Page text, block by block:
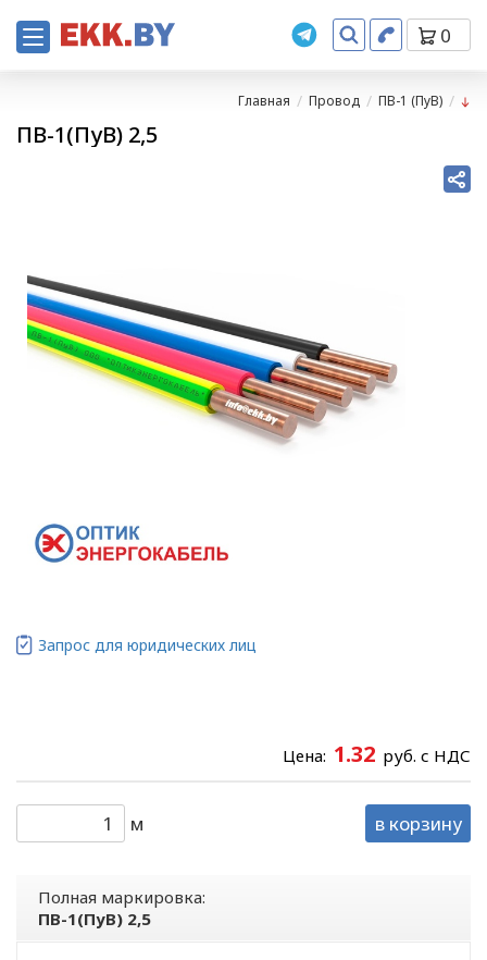
0
Главная Провод ПВ-1 (ПуВ)
ПВ-1(ПуВ) 2,5
Полная маркировка:
ПВ-1(ПуВ) 2,5
Цена: 1.32 руб. с НДС
м в корзину
Запрос для юридических лиц